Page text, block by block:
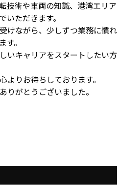
技術や車両の知識、港湾エリア
いただきます。
けながら、少しずつ業務に慣れ
。
いキャリアをスタートしたい方
よりお待ちしております。
りがとうございました。